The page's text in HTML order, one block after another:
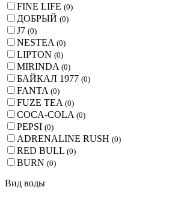
FINE LIFE (0)
ДОБРЫЙ (0)
J7 (0)
NESTEA (0)
LIPTON (0)
MIRINDA (0)
БАЙКАЛ 1977 (0)
FANTA (0)
FUZE TEA (0)
COCA-COLA (0)
PEPSI (0)
ADRENALINE RUSH (0)
RED BULL (0)
BURN (0)
Вид воды